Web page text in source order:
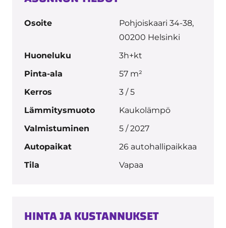
Osoite
Pohjoiskaari 34-38,
00200 Helsinki
Huoneluku
3h+kt
Pinta-ala
57 m²
Kerros
3 / 5
Lämmitysmuoto
Kaukolämpö
Valmistuminen
5 / 2027
Autopaikat
26 autohallipaikkaa
Tila
Vapaa
HINTA JA KUSTANNUKSET